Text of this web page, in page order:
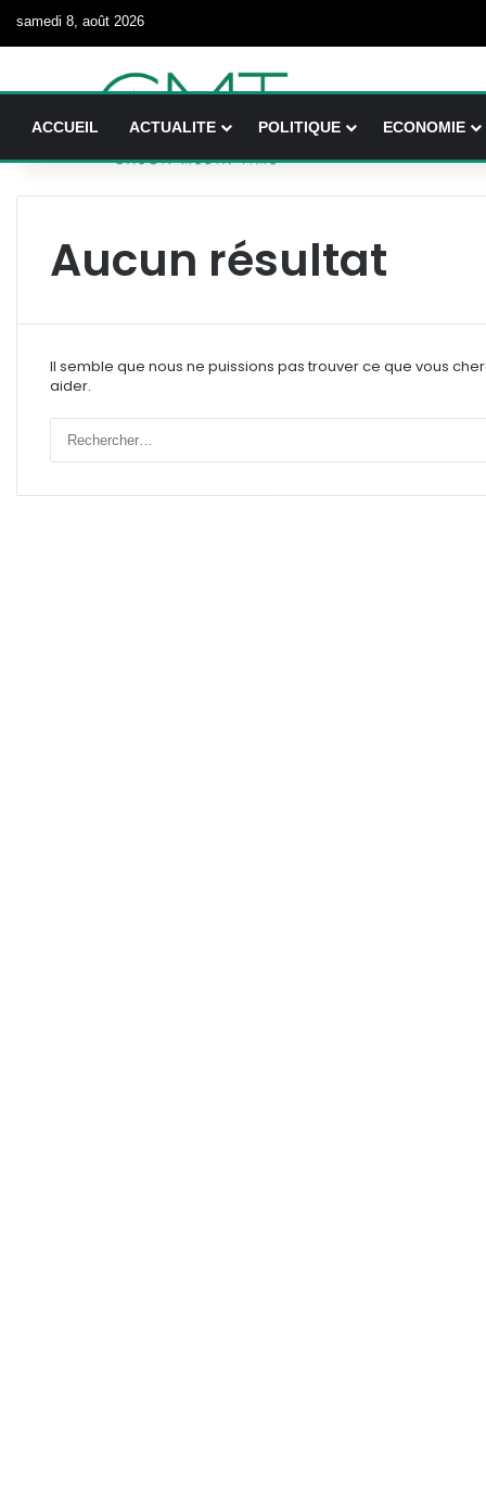
samedi 8, août 2026
ACCUEIL ACTUALITE POLITIQUE ECONOMIE
Aucun résultat
Il semble que nous ne puissions pas trouver ce que vous
aider.